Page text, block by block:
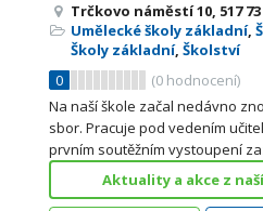
Trčkovo náměstí 10, 517
Umělecké školy základní,
Školy základní, Školství
0
(0 hodnocení)
Na naší škole začal nedávno
sbor. Pracuje pod vedením
prvním soutěžním vystoupení
Aktuality a akce z